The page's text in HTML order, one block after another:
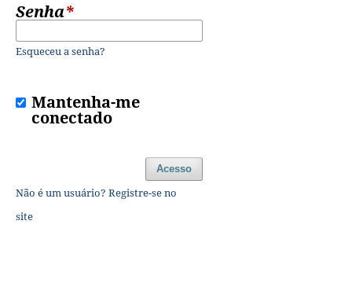
Senha*
Esqueceu a senha?
Mantenha-me
conectado
Acesso
Não é um usuário? Registre-se no
site